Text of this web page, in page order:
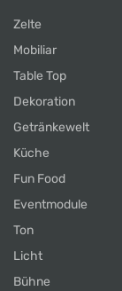
Zelte
Mobiliar
Table Top
Dekoration
Getränkewelt
Küche
Fun Food
Eventmodule
Ton
Licht
Bühne